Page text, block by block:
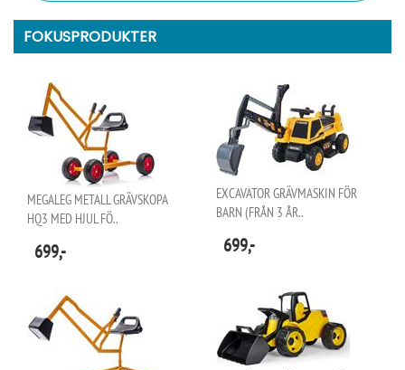
FOKUSPRODUKTER
MEGALEG METALL GRÄVSKOPA
HQ3 MED HJUL FÖ..
699,-
EXCAVATOR GRÄVMASKIN FÖR
BARN (FRÅN 3 ÅR..
699,-